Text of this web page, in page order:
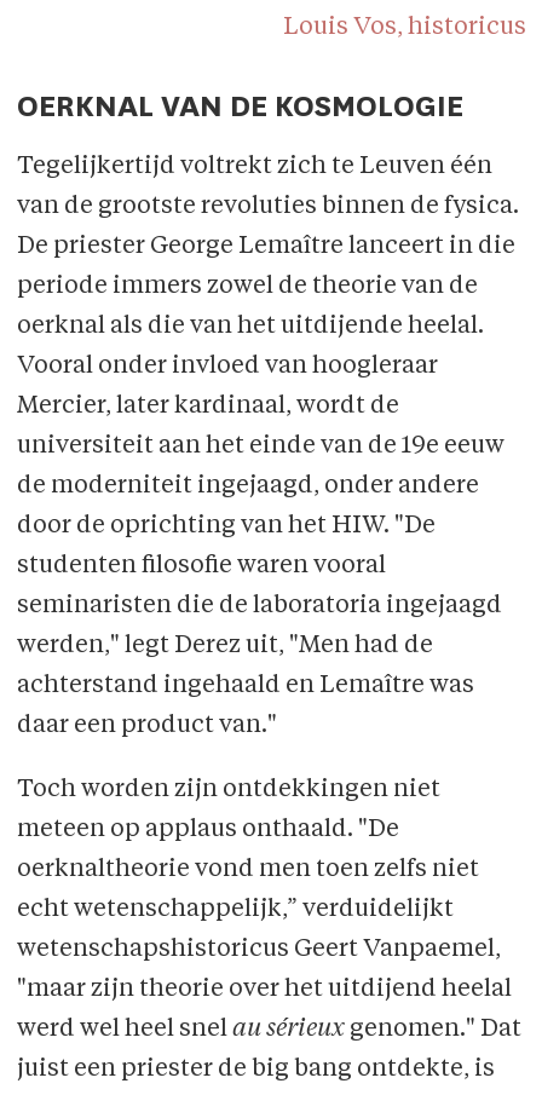
Louis Vos, historicus
OERKNAL VAN DE KOSMOLOGIE
Tegelijkertijd voltrekt zich te Leuven één
van de grootste revoluties binnen de fysica.
De priester George Lemaître lanceert in die
periode immers zowel de theorie van de
oerknal als die van het uitdijende heelal.
Vooral onder invloed van hoogleraar
Mercier, later kardinaal, wordt de
universiteit aan het einde van de 19e eeuw
de moderniteit ingejaagd, onder andere
door de oprichting van het HIW. "De
studenten filosofie waren vooral
seminaristen die de laboratoria ingejaagd
werden," legt Derez uit, "Men had de
achterstand ingehaald en Lemaître was
daar een product van."
Toch worden zijn ontdekkingen niet
meteen op applaus onthaald. "De
oerknaltheorie vond men toen zelfs niet
echt wetenschappelijk,” verduidelijkt
wetenschapshistoricus Geert Vanpaemel,
"maar zijn theorie over het uitdijend heelal
werd wel heel snel au sérieuxgenomen." Dat
juist een priester de big bang ontdekte, is